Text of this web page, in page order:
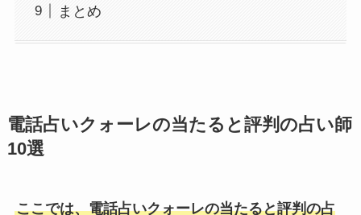
まとめ
電話占いクォーレの当たると評判の占い師
10選
ここでは、電話占いクォーレの当たると評判の占